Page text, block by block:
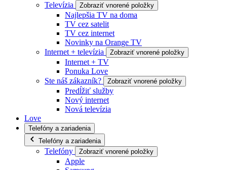
Televízia
Zobraziť vnorené položky
Najlepšia TV na doma
TV cez satelit
TV cez internet
Novinky na Orange TV
Internet + televízia
Zobraziť vnorené položky
Internet + TV
Ponuka Love
Ste náš zákazník?
Zobraziť vnorené položky
Predĺžiť služby
Nový internet
Nová televízia
Love
Telefóny a zariadenia
Telefóny a zariadenia
Telefóny Zobraziť vnorené položky
Apple